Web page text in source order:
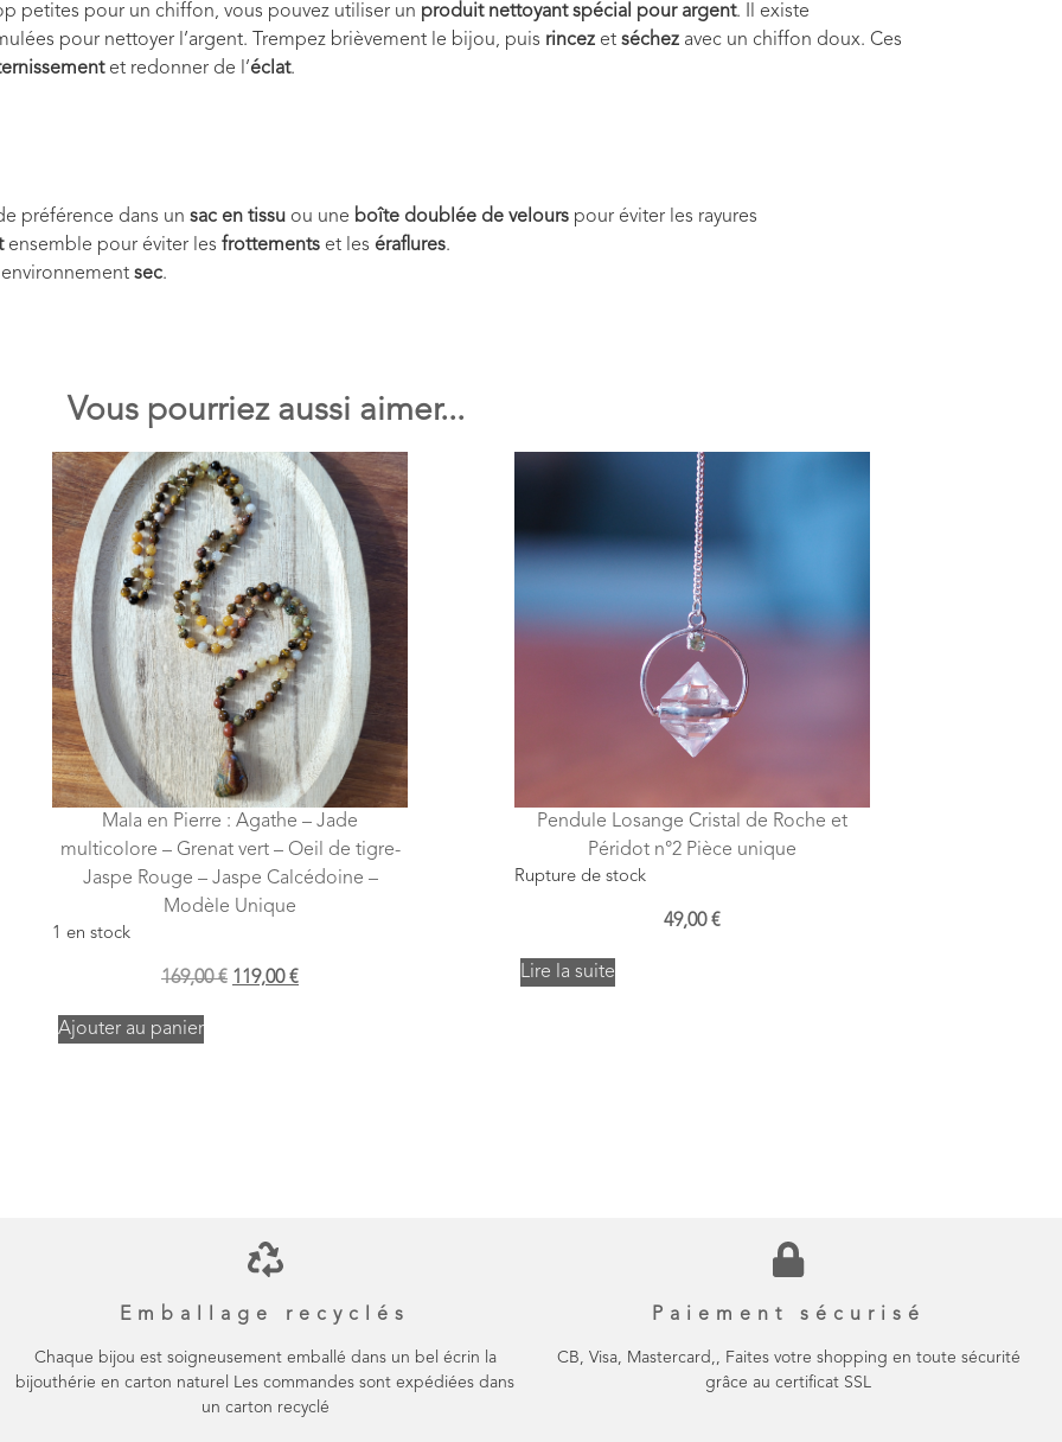
petites pour un chiffon, vous pouvez utiliser un produit nettoyant spécial pour argent. Il existe
pour nettoyer l’argent. Trempez brièvement le bijou, puis rincez et séchez avec un chiffon doux. Ces
et redonner de l’éclat.
préférence dans un sac en tissu ou une boîte doublée de velours pour éviter les rayures
ensemble pour éviter les frottements et les éraflures.
sec.
Vous pourriez aussi aimer...
Mala en Pierre : Agathe – Jade
multicolore – Grenat vert – Oeil de tigre-
Jaspe Rouge – Jaspe Calcédoine –
Modèle Unique
1 en stock
169,00€ 119,00€
Ajouter au panier
Pendule Losange Cristal de Roche et
Péridot n°2 Pièce unique
Rupture de stock
49,00€
Lire la suite
Emballage recyclés
Chaque bijou est soigneusement emballé dans un bel écrin la
bijouthérie en carton naturel Les commandes sont expédiées dans
un carton recyclé
Paiement sécurisé
CB, Visa, Mastercard,, Faites votre shopping en toute sécurité
grâce au certificat SSL